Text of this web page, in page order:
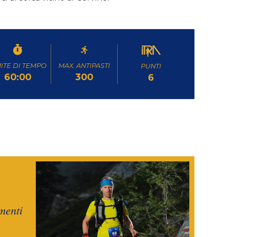
DI TEMPO
60:00
MAX. ANTIPASTI
300
PUNTI
6